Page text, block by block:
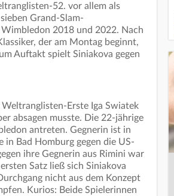
52. vor allem als
Grand-Slam-
2018 und 2022. Nach
der am Montag beginnt,
Auftakt spielt Siniakova gegen
Erste Iga Swiatek
absagen musste. Die 22-jährige
antreten. Gegnerin ist in
in Bad Homburg gegen die US-
ihre Gegnerin aus Rimini war
Satz ließ sich Siniakova
nicht aus dem Konzept
Kurios: Beide Spielerinnen